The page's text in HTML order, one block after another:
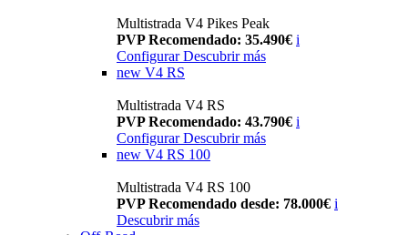
Multistrada V4 Pikes Peak
PVP Recomendado: 35.490€ i
Configurar Descubrir más
new V4 RS
Multistrada V4 RS
PVP Recomendado: 43.790€ i
ConfigurarDescubrir más
new V4 RS 100
Multistrada V4 RS 100
PVP Recomendado desde: 78.000€ i
Descubrir más